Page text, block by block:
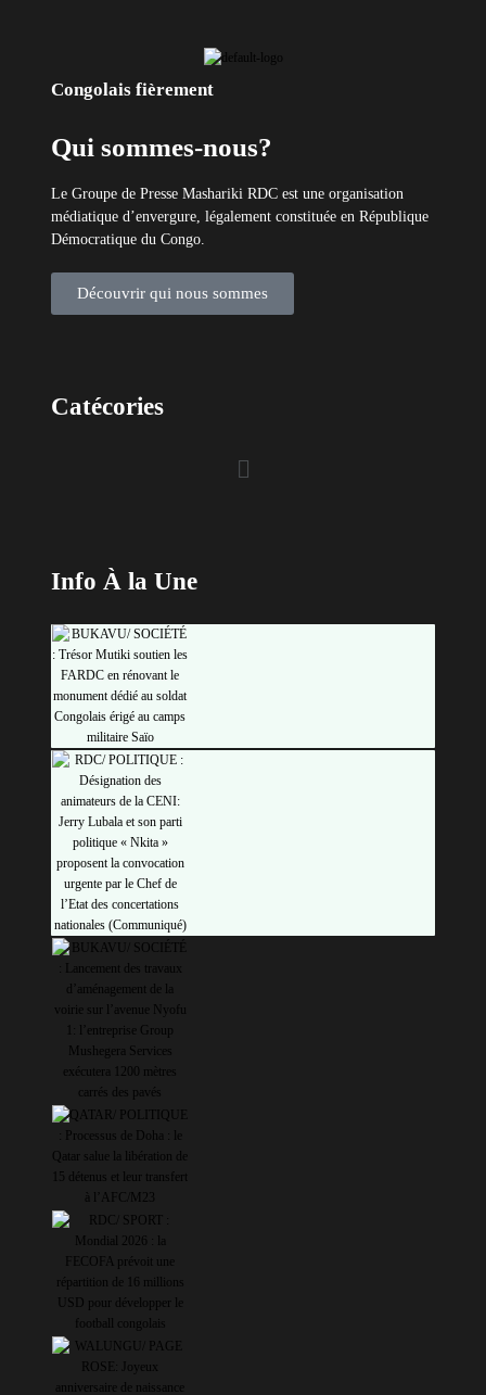
Congolais fièrement
Qui sommes-nous?
Le Groupe de Presse Mashariki RDC est une organisation
médiatique d’envergure, légalement constituée en République
Démocratique du Congo.
Découvrir qui nous sommes
Catécories
Info À la Une